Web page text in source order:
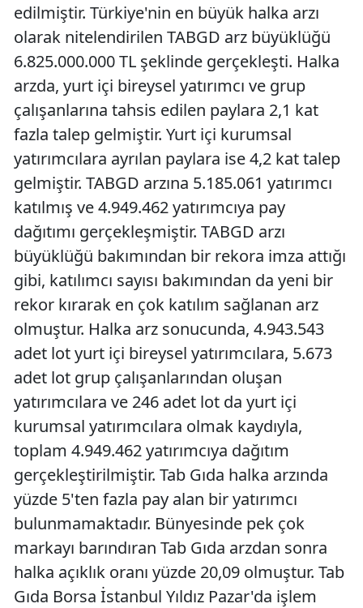
edilmiştir. Türkiye'nin en büyük halka arzı
olarak nitelendirilen TABGD arz büyüklüğü
6.825.000.000 TL şeklinde gerçekleşti. Halka
arzda, yurt içi bireysel yatırımcı ve grup
çalışanlarına tahsis edilen paylara 2,1 kat
fazla talep gelmiştir. Yurt içi kurumsal
yatırımcılara ayrılan paylara ise 4,2 kat talep
gelmiştir. TABGD arzına 5.185.061 yatırımcı
katılmış ve 4.949.462 yatırımcıya pay
dağıtımı gerçekleşmiştir. TABGD arzı
büyüklüğü bakımından bir rekora imza attığı
gibi, katılımcı sayısı bakımından da yeni bir
rekor kırarak en çok katılım sağlanan arz
olmuştur. Halka arz sonucunda, 4.943.543
adet lot yurt içi bireysel yatırımcılara, 5.673
adet lot grup çalışanlarından oluşan
yatırımcılara ve 246 adet lot da yurt içi
kurumsal yatırımcılara olmak kaydıyla,
toplam 4.949.462 yatırımcıya dağıtım
gerçekleştirilmiştir. Tab Gıda halka arzında
yüzde 5'ten fazla pay alan bir yatırımcı
bulunmamaktadır. Bünyesinde pek çok
markayı barındıran Tab Gıda arzdan sonra
halka açıklık oranı yüzde 20,09 olmuştur. Tab
Gıda Borsa İstanbul Yıldız Pazar'da işlem